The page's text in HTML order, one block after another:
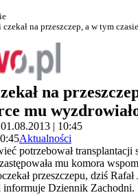
na przeszczep, a w tym
na
mu
| 10:45
Aktualności
potrzebował transplantacji
mu komora
przeszczepu, dziś
informuje Dziennik Zachodni.